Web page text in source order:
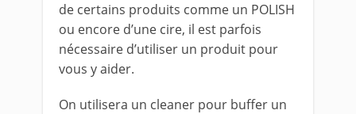
de certains produits comme un POLISH
ou encore d’une cire, il est parfois
nécessaire d’utiliser un produit pour
vous y aider.
On utilisera un cleaner pour buffer un